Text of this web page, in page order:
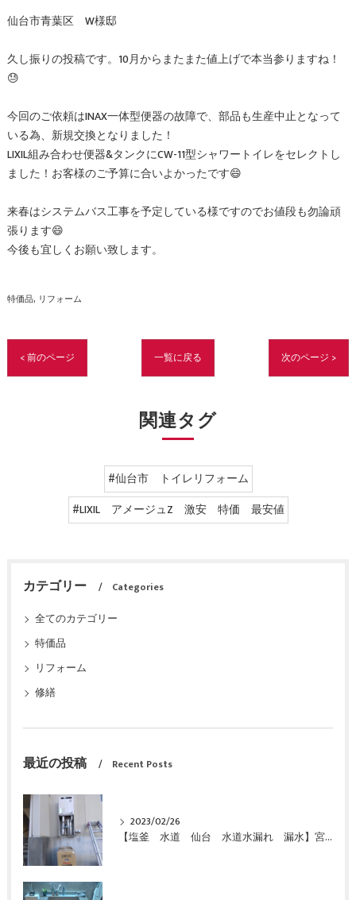
仙台市青葉区 W様邸
久し振りの投稿です。10月からまたまた値上げで本当参りますね！
😓
今回のご依頼はINAX一体型便器の故障で、部品も生産中止となって
いる為、新規交換となりました！
LIXIL組み合わせ便器&タンクにCW-11型シャワートイレをセレクトし
ました！お客様のご予算に合いよかったです😄
来春はシステムバス工事を予定している様ですのでお値段も勿論頑
張ります😄
今後も宜しくお願い致します。
特価品 リフォーム
< 前のページ 一覧に戻る 次のページ >
関連タグ
#仙台市 トイレリフォーム
#LIXIL アメージュZ 激安 特価 最安値
カテゴリー
Categories
全てのカテゴリー
特価品
リフォーム
修繕
最近の投稿 Recent Posts
2023/02/26
【塩釜 水道 仙台 水道水漏れ 漏水】宮城県 仙台市 給湯器 エコキュート 故障 修理 お湯が出ない 即日対応 緊急対応 激安 特価 格安にて交換しました！